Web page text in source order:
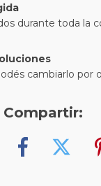
durante toda la
cambiarlo por
Compartir: